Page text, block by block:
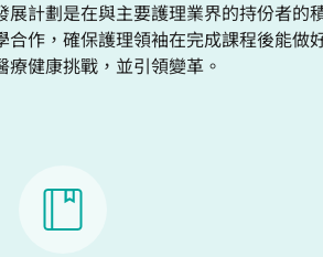
展計劃是在與主要護理業界的持份者的
合作，確保護理領袖在完成課程後能做
療健康挑戰，並引領變革。